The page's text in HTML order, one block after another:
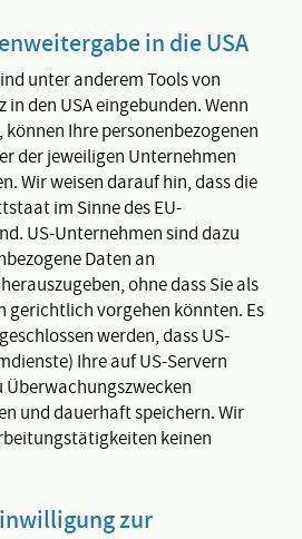
in die USA
unter anderem Tools von
den USA eingebunden. Wenn
Ihre personenbezogenen
der jeweiligen Unternehmen
Wir weisen darauf hin, dass die
im Sinne des EU-
US-Unternehmen sind dazu
Daten an
ohne dass Sie als
gerichtlich vorgehen könnten. Es
werden, dass US-
Ihre auf US-Servern
Überwachungszwecken
und dauerhaft speichern. Wir
keinen
zur